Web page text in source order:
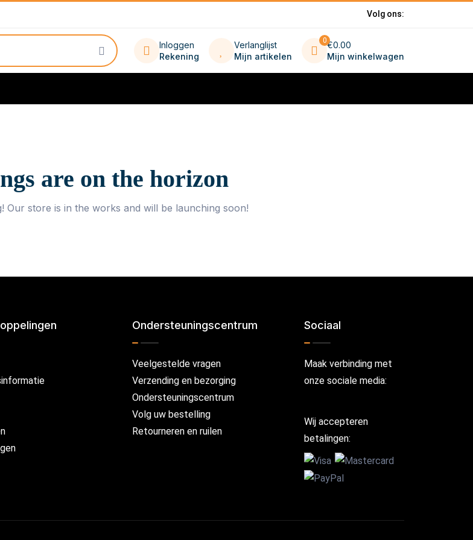
Volg ons:
Inloggen
Rekening
Verlanglijst
Mijn artikelen
0€0.00
Mijn winkelwagen
are on the horizon
Our store is in the works and will be launching soon!
Ondersteuningscentrum
Veelgestelde vragen
Verzending en bezorging
Ondersteuningscentrum
Volg uw bestelling
Retourneren en ruilen
Sociaal
Maak verbinding met
onze sociale media:
Wij accepteren
betalingen: